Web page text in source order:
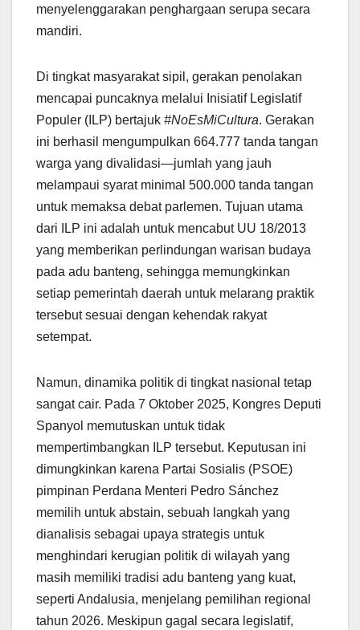
menyelenggarakan penghargaan serupa secara
mandiri.
Di tingkat masyarakat sipil, gerakan penolakan
mencapai puncaknya melalui Inisiatif Legislatif
Populer (ILP) bertajuk #NoEsMiCultura. Gerakan
ini berhasil mengumpulkan 664.777 tanda tangan
warga yang divalidasi—jumlah yang jauh
melampaui syarat minimal 500.000 tanda tangan
untuk memaksa debat parlemen. Tujuan utama
dari ILP ini adalah untuk mencabut UU 18/2013
yang memberikan perlindungan warisan budaya
pada adu banteng, sehingga memungkinkan
setiap pemerintah daerah untuk melarang praktik
tersebut sesuai dengan kehendak rakyat
setempat.
Namun, dinamika politik di tingkat nasional tetap
sangat cair. Pada 7 Oktober 2025, Kongres Deputi
Spanyol memutuskan untuk tidak
mempertimbangkan ILP tersebut. Keputusan ini
dimungkinkan karena Partai Sosialis (PSOE)
pimpinan Perdana Menteri Pedro Sánchez
memilih untuk abstain, sebuah langkah yang
dianalisis sebagai upaya strategis untuk
menghindari kerugian politik di wilayah yang
masih memiliki tradisi adu banteng yang kuat,
seperti Andalusia, menjelang pemilihan regional
tahun 2026. Meskipun gagal secara legislatif,